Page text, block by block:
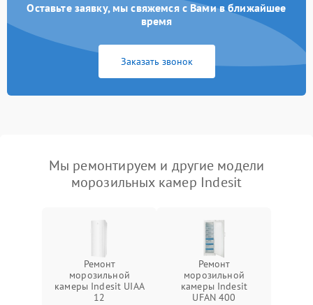
Оставьте заявку, мы свяжемся с Вами в ближайшее
время
Заказать звонок
Мы ремонтируем и другие модели
морозильных камер Indesit
Ремонт
морозильной
камеры Indesit UIAA
12
Ремонт
морозильной
камеры Indesit
UFAN 400